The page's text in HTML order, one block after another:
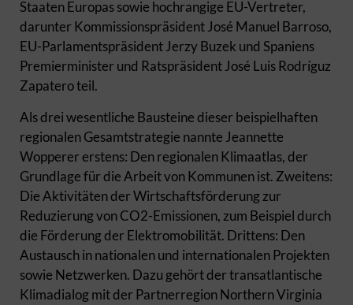
Staaten Europas sowie hochrangige EU-Vertreter,
darunter Kommissionspräsident José Manuel Barroso,
EU-Parlamentspräsident Jerzy Buzek und Spaniens
Premierminister und Ratspräsident José Luis Rodríguz
Zapatero teil.
Als drei wesentliche Bausteine dieser beispielhaften
regionalen Gesamtstrategie nannte Jeannette
Wopperer erstens: Den regionalen Klimaatlas, der
Grundlage für die Arbeit von Kommunen ist. Zweitens:
Die Aktivitäten der Wirtschaftsförderung zur
Reduzierung von CO2-Emissionen, zum Beispiel durch
die Förderung der Elektromobilität. Drittens: Den
Austausch in nationalen und internationalen Projekten
sowie Netzwerken. Dazu gehört der transatlantische
Klimadialog mit der Partnerregion Northern Virginia